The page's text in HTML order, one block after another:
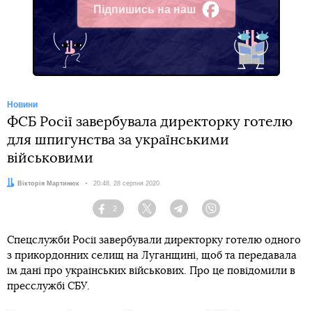
Підпишись на наш
Facebook
Новини
ФСБ Росії завербувала директорку готелю
для шпигунства за українськими
військовими
Автор:Вікторія Мартинюк Дата:
20:48, 28 серпня 2020
Facebook
2
Twitter TelegramViber
Спецслужби Росії завербували директорку готелю одного
з прикордонних селищ на Луганщині, щоб та передавала
їм дані про українських військових. Про це повідомили в
пресслужбі СБУ.